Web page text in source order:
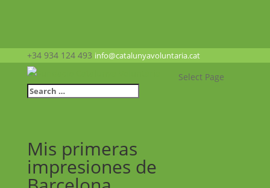
+34 934 124 493 info@catalunyavoluntaria.cat
Select Page
Mis primeras
impresiones de